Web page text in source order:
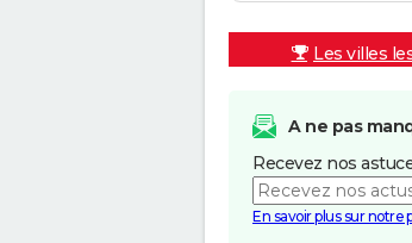
Les villes
A ne pas
Recevez nos
En savoir plus sur notre